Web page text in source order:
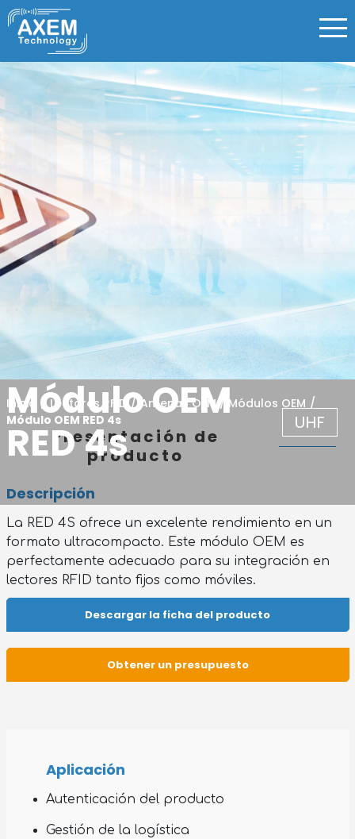
Inicio / Lectores RFID / Antenas OEM / Módulos OEM /
Módulo OEM RED 4s
Módulo OEM
RED 4s
UHF
Presentación de
producto
Descripción
La RED 4S ofrece un excelente rendimiento en un
formato ultracompacto. Este módulo OEM es
perfectamente adecuado para su integración en
lectores RFID tanto fijos como móviles.
Descargar la ficha del producto
Obtener un presupuesto
Aplicación
Autenticación del producto
Gestión de la logística